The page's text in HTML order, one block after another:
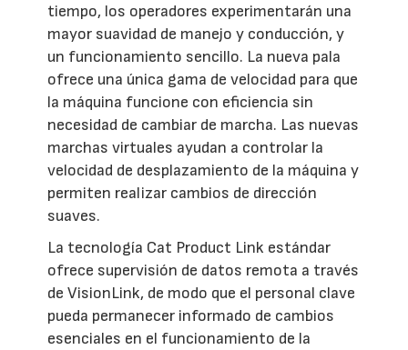
tiempo, los operadores experimentarán una
mayor suavidad de manejo y conducción, y
un funcionamiento sencillo. La nueva pala
ofrece una única gama de velocidad para que
la máquina funcione con eficiencia sin
necesidad de cambiar de marcha. Las nuevas
marchas virtuales ayudan a controlar la
velocidad de desplazamiento de la máquina y
permiten realizar cambios de dirección
suaves.
La tecnología Cat Product Link estándar
ofrece supervisión de datos remota a través
de VisionLink, de modo que el personal clave
pueda permanecer informado de cambios
esenciales en el funcionamiento de la